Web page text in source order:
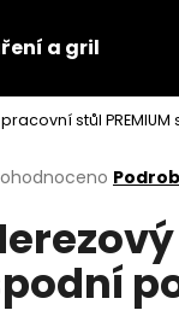
a gril
stůl
HLEDAT